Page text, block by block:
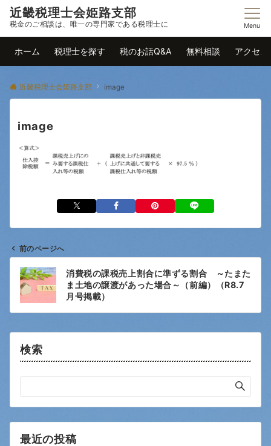
近畿税理士会姫路支部
税金のご相談は、唯一の専門家である税理士に Menu
ホーム 税理士を探す 税のお話Q&A 無料相談 アクセス
近畿税理士会姫路支部 image
image
ビ
前のページへ
消費税の課税売上割合に準ずる割合 ～たまた
ま土地の譲渡があった場合～（前編）（R8.7
月号掲載）
検索
最近の投稿